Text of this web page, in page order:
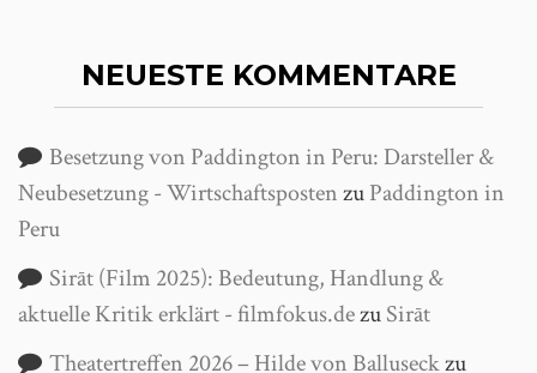
NEUESTE KOMMENTARE
Besetzung von Paddington in Peru: Darsteller &
Neubesetzung - WirtschaftspostenzuPaddington in
Peru
Sirāt (Film 2025): Bedeutung, Handlung &
aktuelle Kritik erklärt - filmfokus.dezuSirāt
Theatertreffen 2026 – Hilde von Balluseckzu